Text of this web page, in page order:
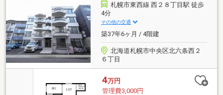
札幌市東西線 西２８丁目駅 徒歩
4分
その他の交通
築37年6ヶ月 / 4階建
北海道札幌市中央区北六条西２
６丁目
4万円
管理費3,000円